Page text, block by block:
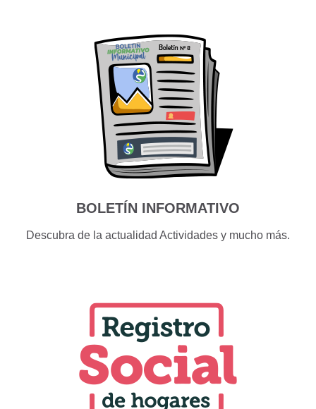
BOLETÍN INFORMATIVO
Descubra de la actualidad Actividades y mucho más.